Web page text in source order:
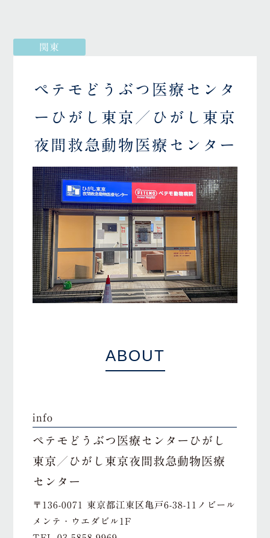
関東
ペテモどうぶつ医療センタ
ーひがし東京／ひがし東京
夜間救急動物医療センター
ABOUT
info
ペテモどうぶつ医療センターひがし
東京／ひがし東京夜間救急動物医療
センター
〒136-0071 東京都江東区亀戸6-38-11ノビール
メンテ・ウエダビル1F